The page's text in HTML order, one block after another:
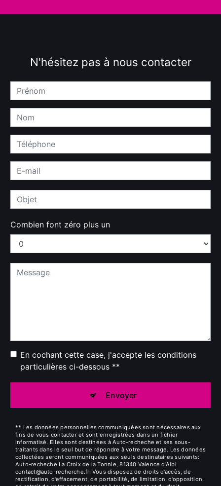
N'hésitez pas à nous contacter
Combien font zéro plus un
En cochant cette case, j'accepte les conditions
particulières ci-dessous **
Envoyer
** Les données personnelles communiquées sont nécessaires aux
fins de vous contacter et sont enregistrées dans un fichier
informatisé. Elles sont destinées à Auto-recheche et ses sous-
traitants dans le seul but de répondre à votre message. Les données
collectées seront communiquées aux seuls destinataires suivants:
Auto-recheche La Croix de la Tonnie, 81340 Valence d'Albi
contact@auto-recherche.fr. Vous disposez de droits d’accès, de
rectification, d’effacement, de portabilité, de limitation, d’opposition,